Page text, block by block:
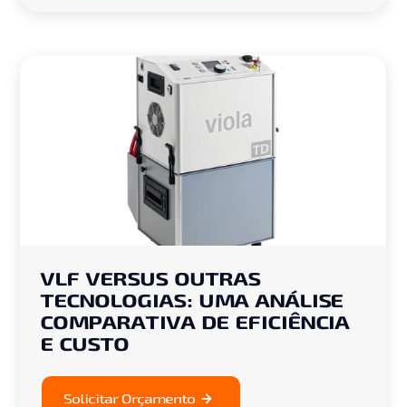
VLF VERSUS OUTRAS
TECNOLOGIAS: UMA ANÁLISE
COMPARATIVA DE EFICIÊNCIA
E CUSTO
Solicitar Orçamento